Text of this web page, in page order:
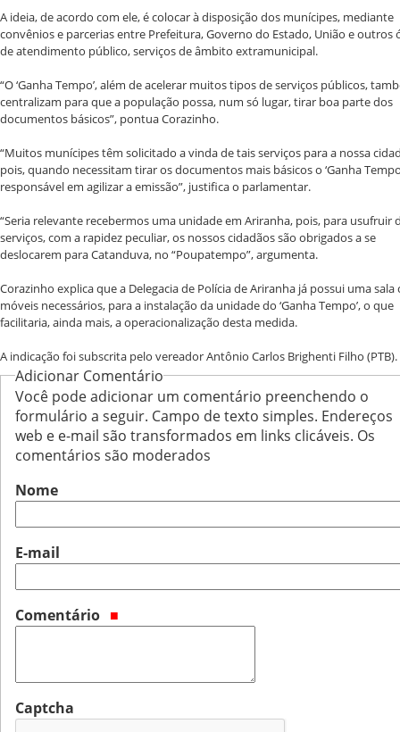
A ideia, de acordo com ele, é colocar à disposição dos munícipes, mediante
convênios e parcerias entre Prefeitura, Governo do Estado, União e outros
de atendimento público, serviços de âmbito extramunicipal.
“O ‘Ganha Tempo’, além de acelerar muitos tipos de serviços públicos,
centralizam para que a população possa, num só lugar, tirar boa parte dos
documentos básicos”, pontua Corazinho.
“Muitos munícipes têm solicitado a vinda de tais serviços para a nossa
pois, quando necessitam tirar os documentos mais básicos o ‘Ganha
responsável em agilizar a emissão”, justifica o parlamentar.
“Seria relevante recebermos uma unidade em Ariranha, pois, para usufruir
serviços, com a rapidez peculiar, os nossos cidadãos são obrigados a se
deslocarem para Catanduva, no “Poupatempo”, argumenta.
Corazinho explica que a Delegacia de Polícia de Ariranha já possui uma sala
móveis necessários, para a instalação da unidade do ‘Ganha Tempo’, o que
facilitaria, ainda mais, a operacionalização desta medida.
A indicação foi subscrita pelo vereador Antônio Carlos Brighenti Filho
Adicionar Comentário
Você pode adicionar um comentário preenchendo o
formulário a seguir. Campo de texto simples. Endereços
web e e-mail são transformados em links clicáveis. Os
comentários são moderados
Nome
E-mail
Comentário
Captcha